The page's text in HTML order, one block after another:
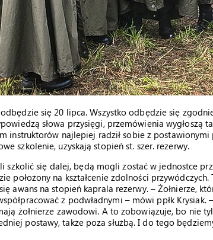
się 20 lipca. Wszystko odbędzie się
słowa przysięgi, przemówienia wygłoszą
instruktorów najlepiej radził sobie z
szkolenie, uzyskają stopień st. szer. rezerwy.
szkolić się dalej, będą mogli zostać w jednostce
położony na kształcenie zdolności
awans na stopień kaprala rezerwy. – Żołnierze,
z podwładnymi – mówi ppłk
żołnierze zawodowi. A to zobowiązuje, bo nie
postawy, także poza służbą. I do tego